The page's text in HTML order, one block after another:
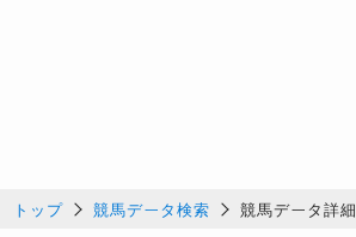
トップ 競馬データ検索 競馬データ詳細